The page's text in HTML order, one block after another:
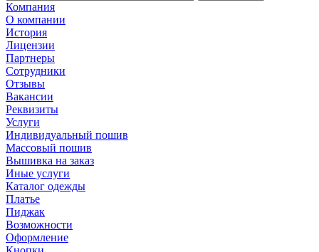
Компания
О компании
История
Лицензии
Партнеры
Сотрудники
Отзывы
Вакансии
Реквизиты
Услуги
Индивидуальный пошив
Массовый пошив
Вышивка на заказ
Иные услуги
Каталог одежды
Платье
Пиджак
Возможности
Оформление